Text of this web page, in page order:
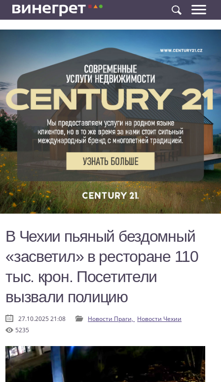
В Чехии пьяный бездомный
«засветил» в ресторане 110
тыс. крон. Посетители
вызвали полицию
27.10.2025 21:08 Новости Праги, Новости Чехии
5235